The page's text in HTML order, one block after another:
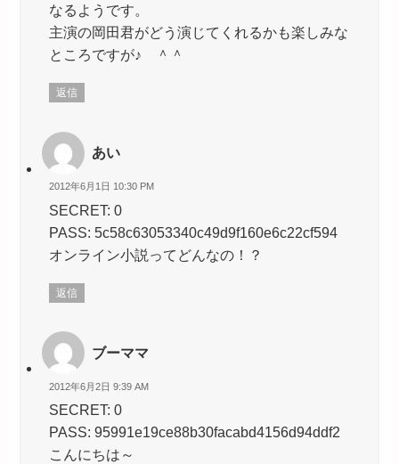
なるようです。
主演の岡田君がどう演じてくれるかも楽しみな
ところですが♪ ＾＾
返信
あい
2012年6月1日 10:30 PM
SECRET: 0
PASS: 5c58c63053340c49d9f160e6c22cf594
オンライン小説ってどんなの！？
返信
ブーママ
2012年6月2日 9:39 AM
SECRET: 0
PASS: 95991e19ce88b30facabd4156d94ddf2
こんにちは～